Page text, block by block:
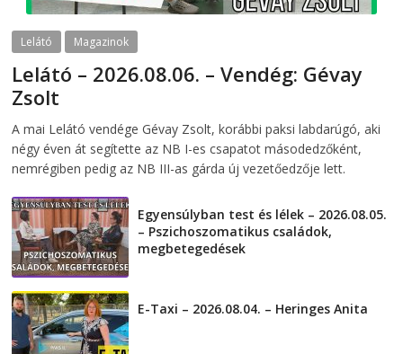
Lelátó Magazinok
Lelátó – 2026.08.06. – Vendég: Gévay
Zsolt
A mai Lelátó vendége Gévay Zsolt, korábbi paksi labdarúgó, aki
négy éven át segítette az NB I-es csapatot másodedzőként,
nemrégiben pedig az NB III-as gárda új vezetőedzője lett.
Egyensúlyban test és lélek – 2026.08.05.
– Pszichoszomatikus családok,
megbetegedések
E-Taxi – 2026.08.04. – Heringes Anita